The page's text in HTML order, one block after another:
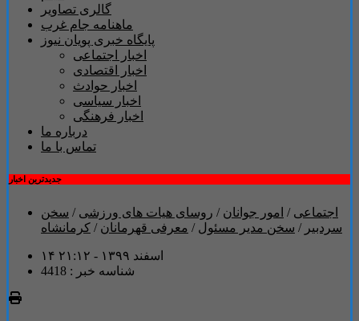
گالری تصاویر
ماهنامه جام غرب
پایگاه خبری پویان نیوز
اخبار اجتماعی
اخبار اقتصادی
اخبار حوادث
اخبار سیاسی
اخبار فرهنگی
درباره ما
تماس با ما
جدیدترین اخبار
اجتماعی / امور جوانان / روسای هیات های ورزشی / سخن
سردبیر / سخن مدیر مسئول / معرفی قهرمانان / کرمانشاه
۱۴ اسفند ۱۳۹۹ - ۲۱:۱۲
شناسه خبر : 4418